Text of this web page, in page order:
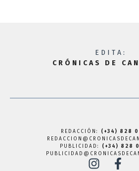
EDITA:
CRÓNICAS DE
REDACCIÓN: (+34) 828
PUBLICIDAD: (+34) 828